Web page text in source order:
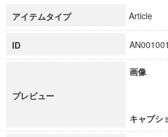
慶應義塾大学グローバルCOEプ
慶應義塾大学グローバルCOEプ
博士課程教育リーディングプロ
学術雑誌掲載論文等(8)
アイテムタイプ Article
ID
プレビュー
画像
キャプシ